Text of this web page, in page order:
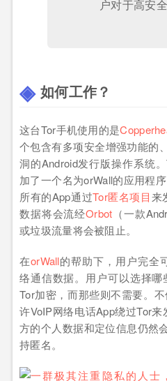
户对于高安
如何工作？
这台Tor手机使用的是
个包含有多项安全增强功能的
洞的Android发行版操作系统
加了一个名为orWall的应用程
所有的App通过Tor匿名项目来
数据将会流经Orbot （一款
或垃圾流量将会被阻止。
在orWall的帮助下，用户完全
络通信数据。用户可以选择
Tor加密，而那些则不需要。
许VoIP网络电话App绕过Tor
方的个人数据和定位信息仍然
持匿名。